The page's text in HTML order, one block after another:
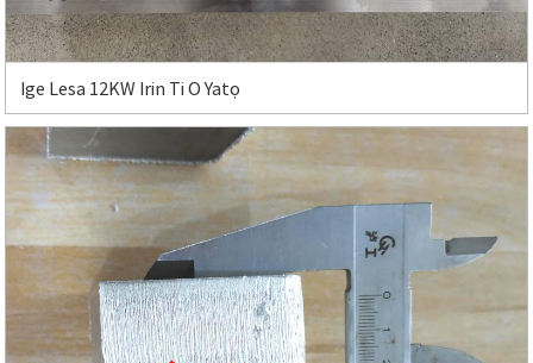
Ige Lesa 12KW Irin Ti O Yatọ